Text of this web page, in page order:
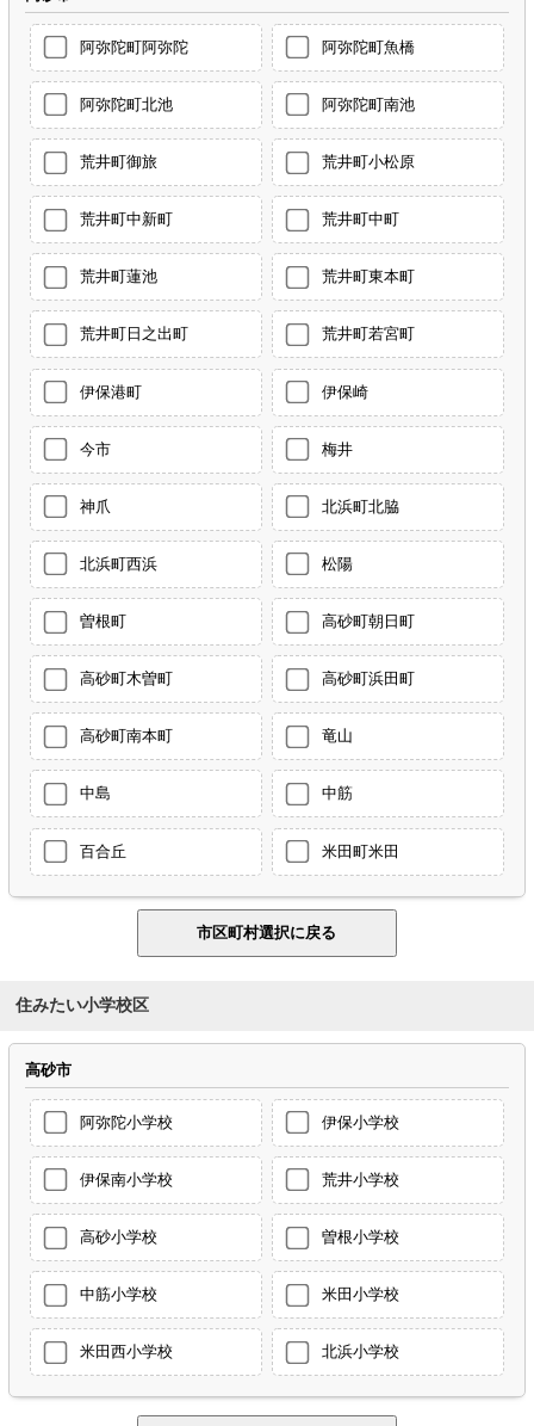
阿弥陀町阿弥陀 阿弥陀町魚橋
阿弥陀町北池 阿弥陀町南池
荒井町御旅 荒井町小松原
荒井町中新町 荒井町中町
荒井町蓮池 荒井町東本町
荒井町日之出町 荒井町若宮町
伊保港町 伊保崎
今市 梅井
神爪 北浜町北脇
北浜町西浜 松陽
曽根町 高砂町朝日町
高砂町木曽町 高砂町浜田町
高砂町南本町 竜山
中島 中筋
百合丘 米田町米田
住みたい小学校区
高砂市
阿弥陀小学校 伊保小学校
伊保南小学校 荒井小学校
高砂小学校 曽根小学校
中筋小学校 米田小学校
米田西小学校 北浜小学校